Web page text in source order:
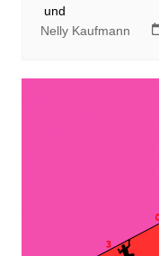
und
Nelly Kaufmann